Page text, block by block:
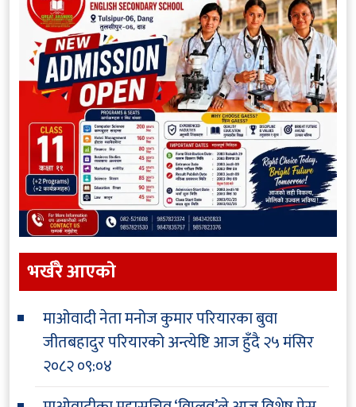
भर्खरै आएकाे
माओवादी नेता मनोज कुमार परियारका बुवा
जीतबहादुर परियारको अन्त्येष्टि आज हुँदै२५ मंसिर
२०८२ ०९:०४